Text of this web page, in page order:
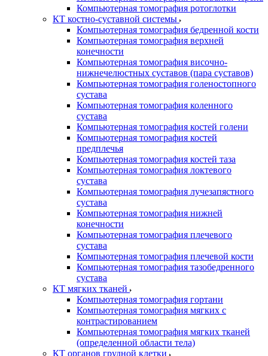
Компьютерная томография ротоглотки
КТ костно-суставной системы
Компьютерная томография бедренной кости
Компьютерная томография верхней
конечности
Компьютерная томография височно-
нижнечелюстных суставов (пара суставов)
Компьютерная томография голеностопного
сустава
Компьютерная томография коленного
сустава
Компьютерная томография костей голени
Компьютерная томография костей
предплечья
Компьютерная томография костей таза
Компьютерная томография локтевого
сустава
Компьютерная томография лучезапястного
сустава
Компьютерная томография нижней
конечности
Компьютерная томография плечевого
сустава
Компьютерная томография плечевой кости
Компьютерная томография тазобедренного
сустава
КТ мягких тканей
Компьютерная томография гортани
Компьютерная томография мягких с
контрастированием
Компьютерная томография мягких тканей
(определенной области тела)
КТ органов грудной клетки